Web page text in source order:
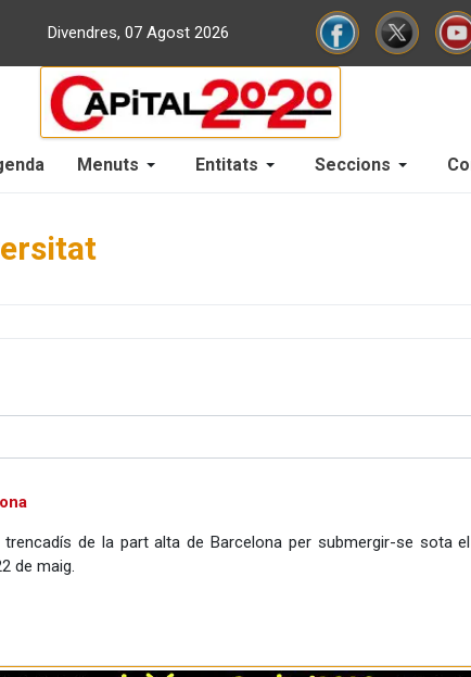
Divendres, 07 Agost 2026
Menuts Entitats Seccions
trencadís de la part alta de Barcelona per submergir-se sota
de maig.